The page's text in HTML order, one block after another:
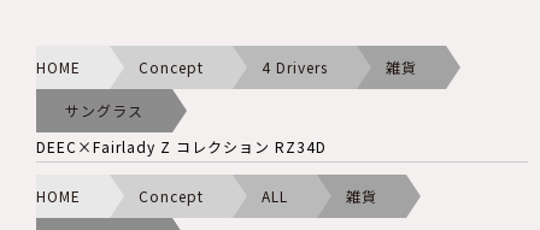
HOME Concept 4 Drivers 雑貨
サングラス
DEEC×Fairlady Z コレクション RZ34D
HOME Concept ALL 雑貨